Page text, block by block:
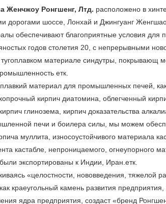
Женчжоу Ронгшенг, Лтд. расположено в
дорогами шоссе, Лонхай и Джингуанг
обеспечивают благоприятные условия для
годов столетия 20, с непрерывными
материале синдутры, покрывающ
етк.
материал для промышленных печей,
кирпич диатомина, облегченный
глинозема, кирпич доказательства
печи и боилера силы, мы можем
муллита, износоустойчивого материала
кастабле, непроницаемого, огнеупорного
экспортированы к Индии, Иран.етк.
«целостности, нововведения, тяжелой
краеугольный камень развития
ядра предприятия, создаст «бренд